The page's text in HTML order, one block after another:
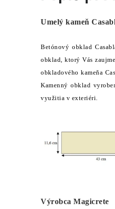
Umelý kameň
Betónový obklad
obklad, ktorý Vás
obkladového kameňa
Kamenný obklad
využitia v exteriéri.
Výrobca Magicrete